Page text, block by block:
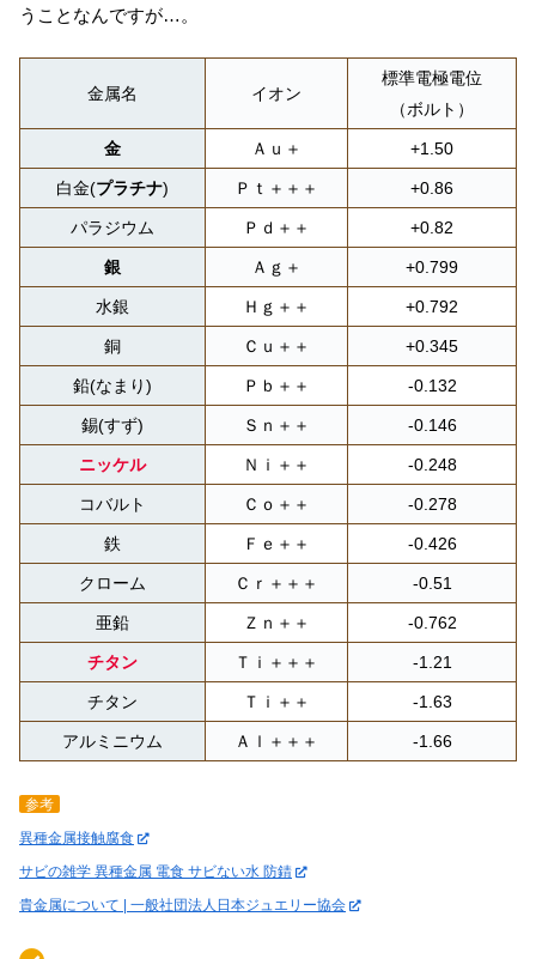
うことなんですが…。
金属名 イオン
標準電極電位
（ボルト）
金 Ａｕ＋ +1.50
白金(プラチナ) Ｐｔ＋＋＋ +0.86
パラジウム Ｐｄ＋＋ +0.82
銀 Ａｇ＋ +0.799
水銀 Ｈｇ＋＋ +0.792
銅 Ｃｕ＋＋ +0.345
鉛(なまり) Ｐｂ＋＋ -0.132
錫(すず) Ｓｎ＋＋ -0.146
ニッケル Ｎｉ＋＋ -0.248
コバルト Ｃｏ＋＋ -0.278
鉄 Ｆｅ＋＋ -0.426
クローム Ｃｒ＋＋＋ -0.51
亜鉛 Ｚｎ＋＋ -0.762
チタン Ｔｉ＋＋＋ -1.21
チタン Ｔｉ＋＋ -1.63
アルミニウム Ａｌ＋＋＋ -1.66
参考
異種金属接触腐食
サビの雑学 異種金属 電食 サビない水 防錆
貴金属について | 一般社団法人日本ジュエリー協会